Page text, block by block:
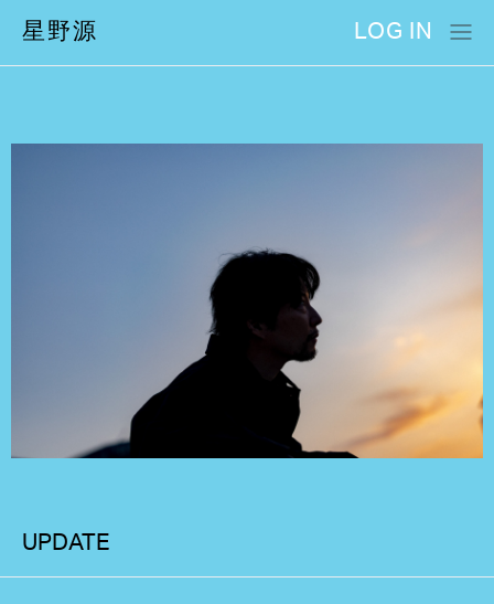
星野源 LOG IN
UPDATE